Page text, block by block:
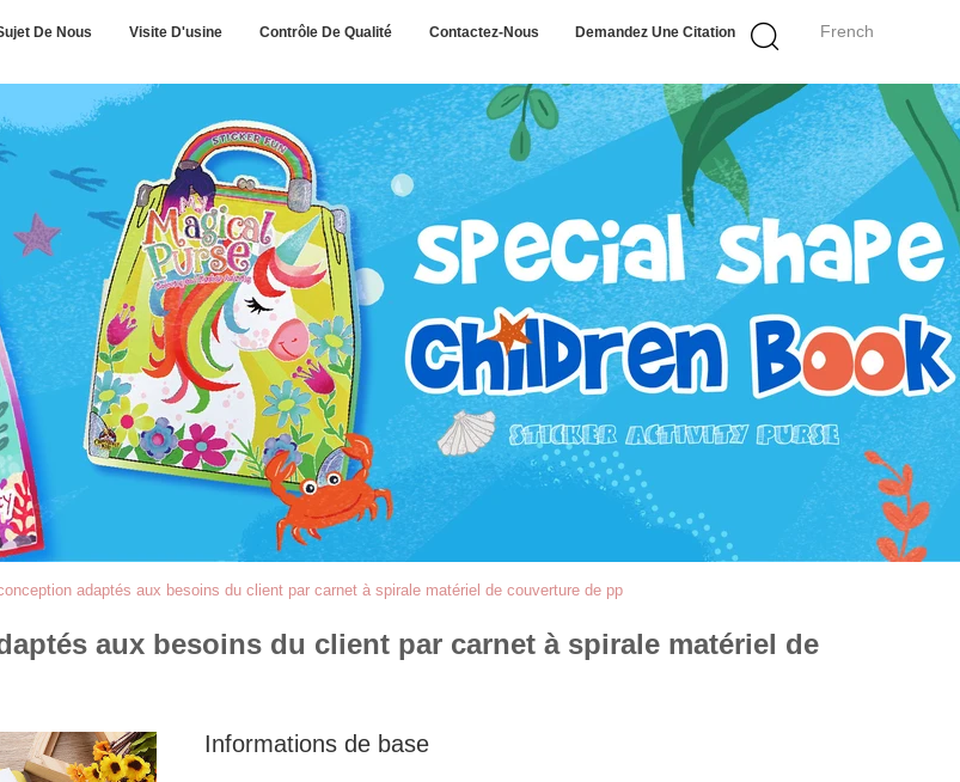
French
De Nous Visite D'usine Contrôle De Qualité Contactez-Nous Demandez Une Citation
adaptés aux besoins du client par carnet à spirale matériel de couverture de pp
aux besoins du client par carnet à spirale matériel de
Informations de base